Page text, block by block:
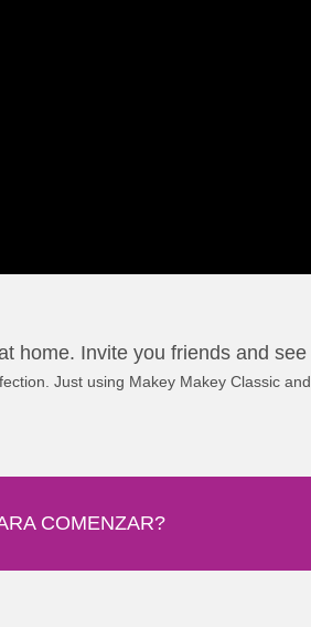
home. Invite you friends and see
Just using Makey Makey Classic and
COMENZAR?